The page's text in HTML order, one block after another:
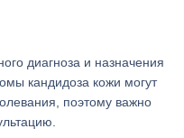
диагноза и назначения
кандидоза кожи могут
поэтому важно